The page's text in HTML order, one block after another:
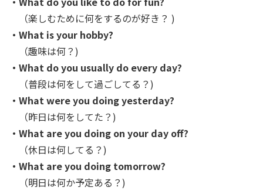
（楽しむために何をするのが好き？ )
・What is your hobby?
（趣味は何？)
・What do you usually do every day?
（普段は何をして過ごしてる？)
・What were you doing yesterday?
（昨日は何をしてた？)
・What are you doing on your day off?
（休日は何してる？)
・What are you doing tomorrow?
（明日は何か予定ある？)